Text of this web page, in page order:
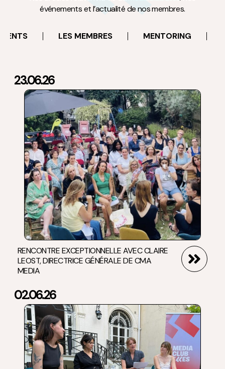
événements et l’actualité de nos membres.
LES MEMBRES MENTORING
23.06.26
RENCONTRE EXCEPTIONNELLE AVEC CLAIRE
LEOST, DIRECTRICE GÉNÉRALE DE CMA
MEDIA
02.06.26